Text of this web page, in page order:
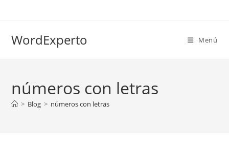
WordExperto Menú
números con letras
> Blog > números con letras